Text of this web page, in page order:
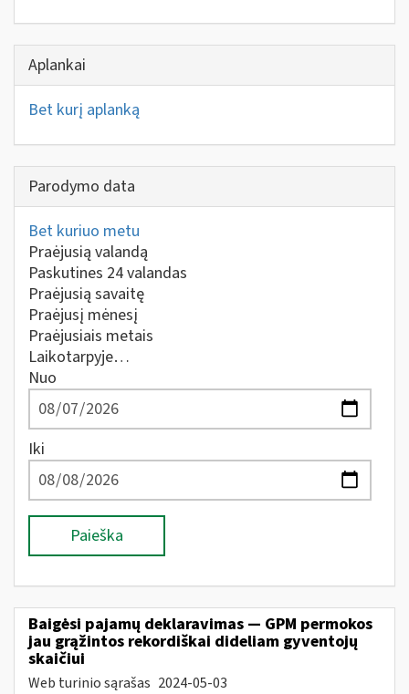
Aplankai
Bet kurį aplanką
Parodymo data
Bet kuriuo metu
Praėjusią valandą
Paskutines 24 valandas
Praėjusią savaitę
Praėjusį mėnesį
Praėjusiais metais
Laikotarpyje…
Nuo
Iki
Paieška
Baigėsi pajamų deklaravimas — GPM permokos
jau grąžintos rekordiškai dideliam gyventojų
skaičiui
Web turinio sąrašas 2024-05-03